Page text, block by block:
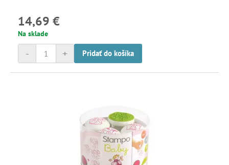
14,69 €
Na sklade
+
- Pridať do košíka